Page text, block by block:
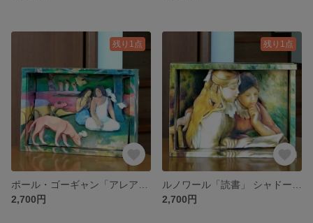
残り1点
2,700円
残り1点
2,700円